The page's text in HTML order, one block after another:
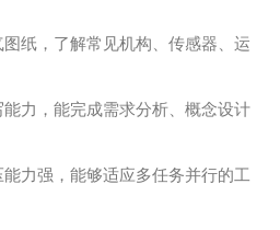
纸，了解常见机构、传感器、运
力，能完成需求分析、概念设计
力强，能够适应多任务并行的工